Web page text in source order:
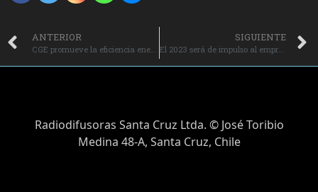
ANTERIOR
CGE promueve la eficiencia energética con charlas en colegios premia a alumnos de O’Higgins.
SIGUIENTE
El 2023 será de impulso al emprendimiento regional para el desarrollo sostenible.
Radiodifusoras Santa Cruz Ltda. © José Toribio
Medina 48-A, Santa Cruz, Chile